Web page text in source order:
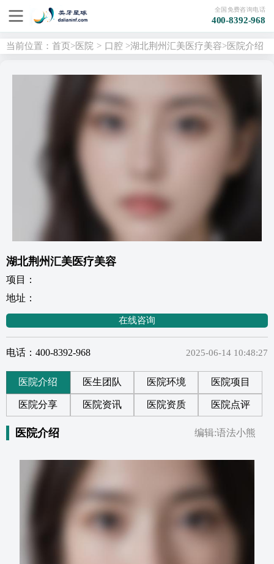
全国免费咨询电话
400-8392-968
当前位置： 首页>医院 > 口腔 >湖北荆州汇美医疗美容>医院介绍
湖北荆州汇美医疗美容
项目：
地址：
在线咨询
电话：400-8392-968 2025-06-14 10:48:27
医院介绍 医生团队 医院环境 医院项目
医院分享 医院资讯 医院资质 医院点评
医院介绍 编辑:语法小熊